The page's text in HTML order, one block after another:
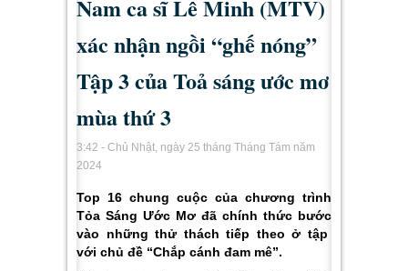
Xem - Nghe - Đọc
Nam ca sĩ Lê Minh (MTV)
xác nhận ngồi “ghế nóng”
Tập 3 của Toả sáng ước mơ
mùa thứ 3
3:42 - Chủ Nhật, ngày 25 tháng Tháng Tám năm
2024
Top 16 chung cuộc của chương trình
Tỏa Sáng Ước Mơ đã chính thức bước
vào những thử thách tiếp theo ở tập
với chủ đề “Chắp cánh đam mê”.